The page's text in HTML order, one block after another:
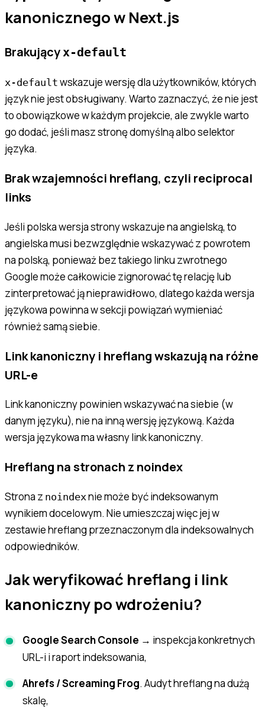
kanonicznego w Next.js
Brakującyx-default
x-default wskazuje wersję dla użytkowników, których
język nie jest obsługiwany. Warto zaznaczyć, że nie jest
to obowiązkowe w każdym projekcie, ale zwykle warto
go dodać, jeśli masz stronę domyślną albo selektor
języka.
Brak wzajemności hreflang, czyli reciprocal
links
Jeśli polska wersja strony wskazuje na angielską, to
angielska musi bezwzględnie wskazywać z powrotem
na polską, ponieważ bez takiego linku zwrotnego
Google może całkowicie zignorować tę relację lub
zinterpretować ją nieprawidłowo, dlatego każda wersja
językowa powinna w sekcji powiązań wymieniać
również samą siebie.
Link kanoniczny i hreflang wskazują na różne
URL-e
Link kanoniczny powinien wskazywać na siebie (w
danym języku), nie na inną wersję językową. Każda
wersja językowa ma własny link kanoniczny.
Hreflang na stronach z noindex
Strona z noindexnie może być indeksowanym
wynikiem docelowym. Nie umieszczaj więc jej w
zestawie hreflang przeznaczonym dla indeksowalnych
odpowiedników.
Jak weryfikować hreflang i link
kanoniczny po wdrożeniu?
Google Search Console → inspekcja konkretnych
URL-i i raport indeksowania,
Ahrefs / Screaming Frog. Audyt hreflang na dużą
skalę,